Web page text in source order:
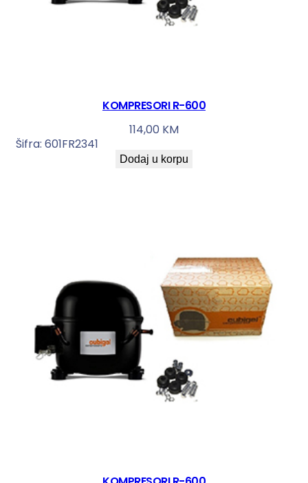
KOMPRESORI R-600
114,00 KM
Šifra: 601FR2341
Dodaj u korpu